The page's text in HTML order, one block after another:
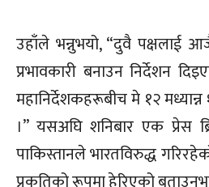
उहाँले भन्नुभयो, “दुवै पक्षलाई
प्रभावकारी बनाउन निर्देशन
महानिर्देशकहरूबीच मे १२
।” यसअघि शनिबार एक प्रेस
पाकिस्तानले भारतविरुद्ध